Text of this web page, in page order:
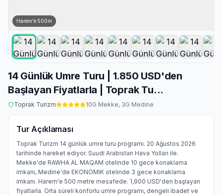
Harem'e 500m
14 Günlük Umre Turu | 1.850 USD'den
Başlayan Fiyatlarla | Toprak Tu...
Toprak Turizm 10G Mekke, 3G Medine
Tur Açıklaması
Toprak Turizm 14 günlük umre turu programı. 20 Ağustos 2026
tarihinde hareket ediyor. Suudi Arabistan Hava Yolları ile.
Mekke'de RAWHA AL MAQAM otelinde 10 gece konaklama
imkanı, Medine'de EKONOMIK otelinde 3 gece konaklama
imkanı. Harem'e 500 metre mesafede. 1,900 USD'den başlayan
fiyatlarla. Orta süreli konforlu umre programı, dengeli ibadet ve